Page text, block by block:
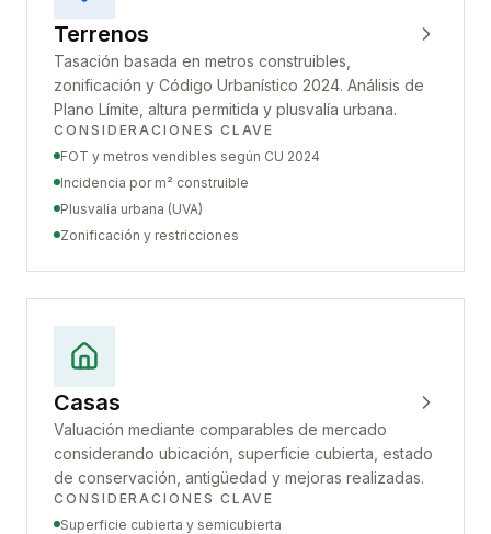
Terrenos
Tasación basada en metros construibles,
zonificación y Código Urbanístico 2024. Análisis de
Plano Límite, altura permitida y plusvalía urbana.
CONSIDERACIONES CLAVE
FOT y metros vendibles según CU 2024
Incidencia por m² construible
Plusvalía urbana (UVA)
Zonificación y restricciones
Casas
Valuación mediante comparables de mercado
considerando ubicación, superficie cubierta, estado
de conservación, antigüedad y mejoras realizadas.
CONSIDERACIONES CLAVE
Superficie cubierta y semicubierta